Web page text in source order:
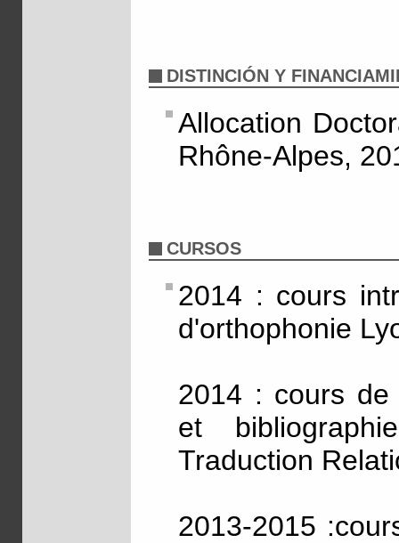
DISTINCIÓN Y
Allocation
Rhône-Alpes,
CURSOS
2014 : cours
d'orthophonie
2014 : cours de
et
Traduction
2013-2015